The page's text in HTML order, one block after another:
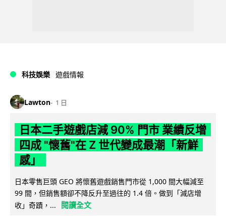
科技娛樂 遊戲情報
Lawton 1 日
日本二手遊戲店減 90% 門市 業績反增
四成 "懷舊"在 Z 世代變成最潮「新鮮
感」
日本零售巨頭 GEO 將懷舊遊戲銷售門市從 1,000 間大幅減至
99 間，但銷售額卻不降反升至過往的 1.4 倍。做到「減店增
收」奇蹟，...
閱讀全文